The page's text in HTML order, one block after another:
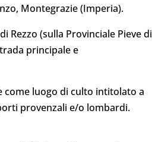
Montegrazie (Imperia).
Rezzo (sulla Provinciale Pieve di
principale e
come luogo di culto intitolato a
provenzali e/o lombardi.